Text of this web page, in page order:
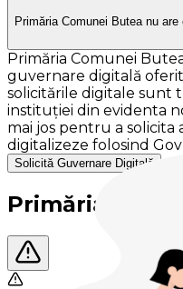
Primăria Comunei Butea nu
Primăria Comunei
guvernare digitală
solicitările digitale sunt
instituției din evidenta
mai jos pentru a solicita
digitalizeze folosind
Solicită Guvernare Digitală
Primăria